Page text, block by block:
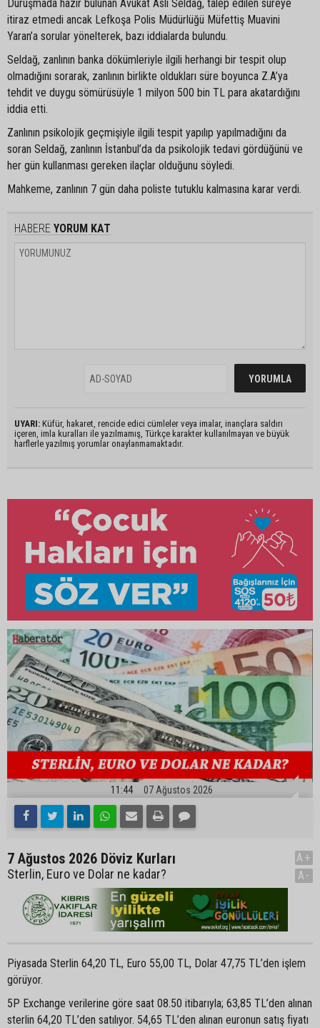
Duruşmada hazır bulunan Avukat Aslı Seldağ, talep edilen süreye
itiraz etmedi ancak Lefkoşa Polis Müdürlüğü Müfettiş Muavini
Yaran’a sorular yönelterek, bazı iddialarda bulundu.
Seldağ, zanlının banka dökümleriyle ilgili herhangi bir tespit olup
olmadığını sorarak, zanlının birlikte oldukları süre boyunca Z.A’ya
tehdit ve duygu sömürüsüyle 1 milyon 500 bin TL para akatardığını
iddia etti.
Zanlının psikolojik geçmişiyle ilgili tespit yapılıp yapılmadığını da
soran Seldağ, zanlının İstanbul’da da psikolojik tedavi gördüğünü ve
her gün kullanması gereken ilaçlar olduğunu söyledi.
Mahkeme, zanlının 7 gün daha poliste tutuklu kalmasına karar verdi.
HABERE YORUM KAT
UYARI: Küfür, hakaret, rencide edici cümleler veya imalar, inançlara saldırı
içeren, imla kuralları ile yazılmamış, Türkçe karakter kullanılmayan ve büyük
harflerle yazılmış yorumlar onaylanmamaktadır.
11:44 07 Ağustos 2026
7 Ağustos 2026 Döviz Kurları
Sterlin, Euro ve Dolar ne kadar?
A+
A-
Piyasada Sterlin 64,20 TL, Euro 55,00 TL, Dolar 47,75 TL’den işlem
görüyor.
5P Exchange verilerine göre saat 08.50 itibarıyla; 63,85 TL’den alınan
sterlin 64,20 TL’den satılıyor. 54,65 TL’den alınan euronun satış fiyatı